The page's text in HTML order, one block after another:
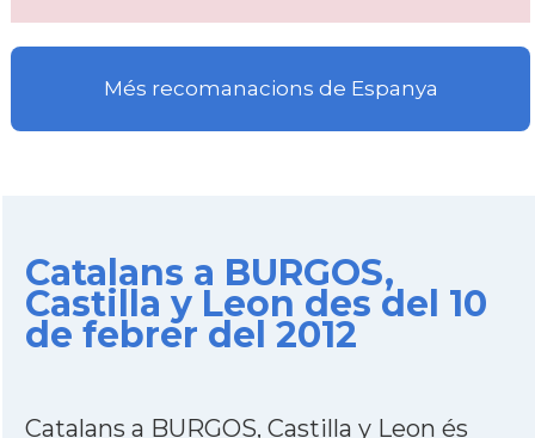
Més recomanacions de Espanya
Catalans a BURGOS,
Castilla y Leon des del 10
de febrer del 2012
Catalans a BURGOS, Castilla y Leon és